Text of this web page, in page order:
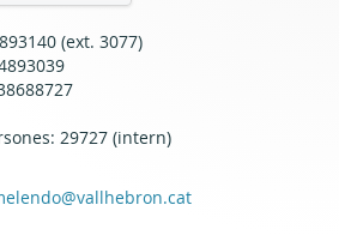
(ext. 3077)
29727 (intern)